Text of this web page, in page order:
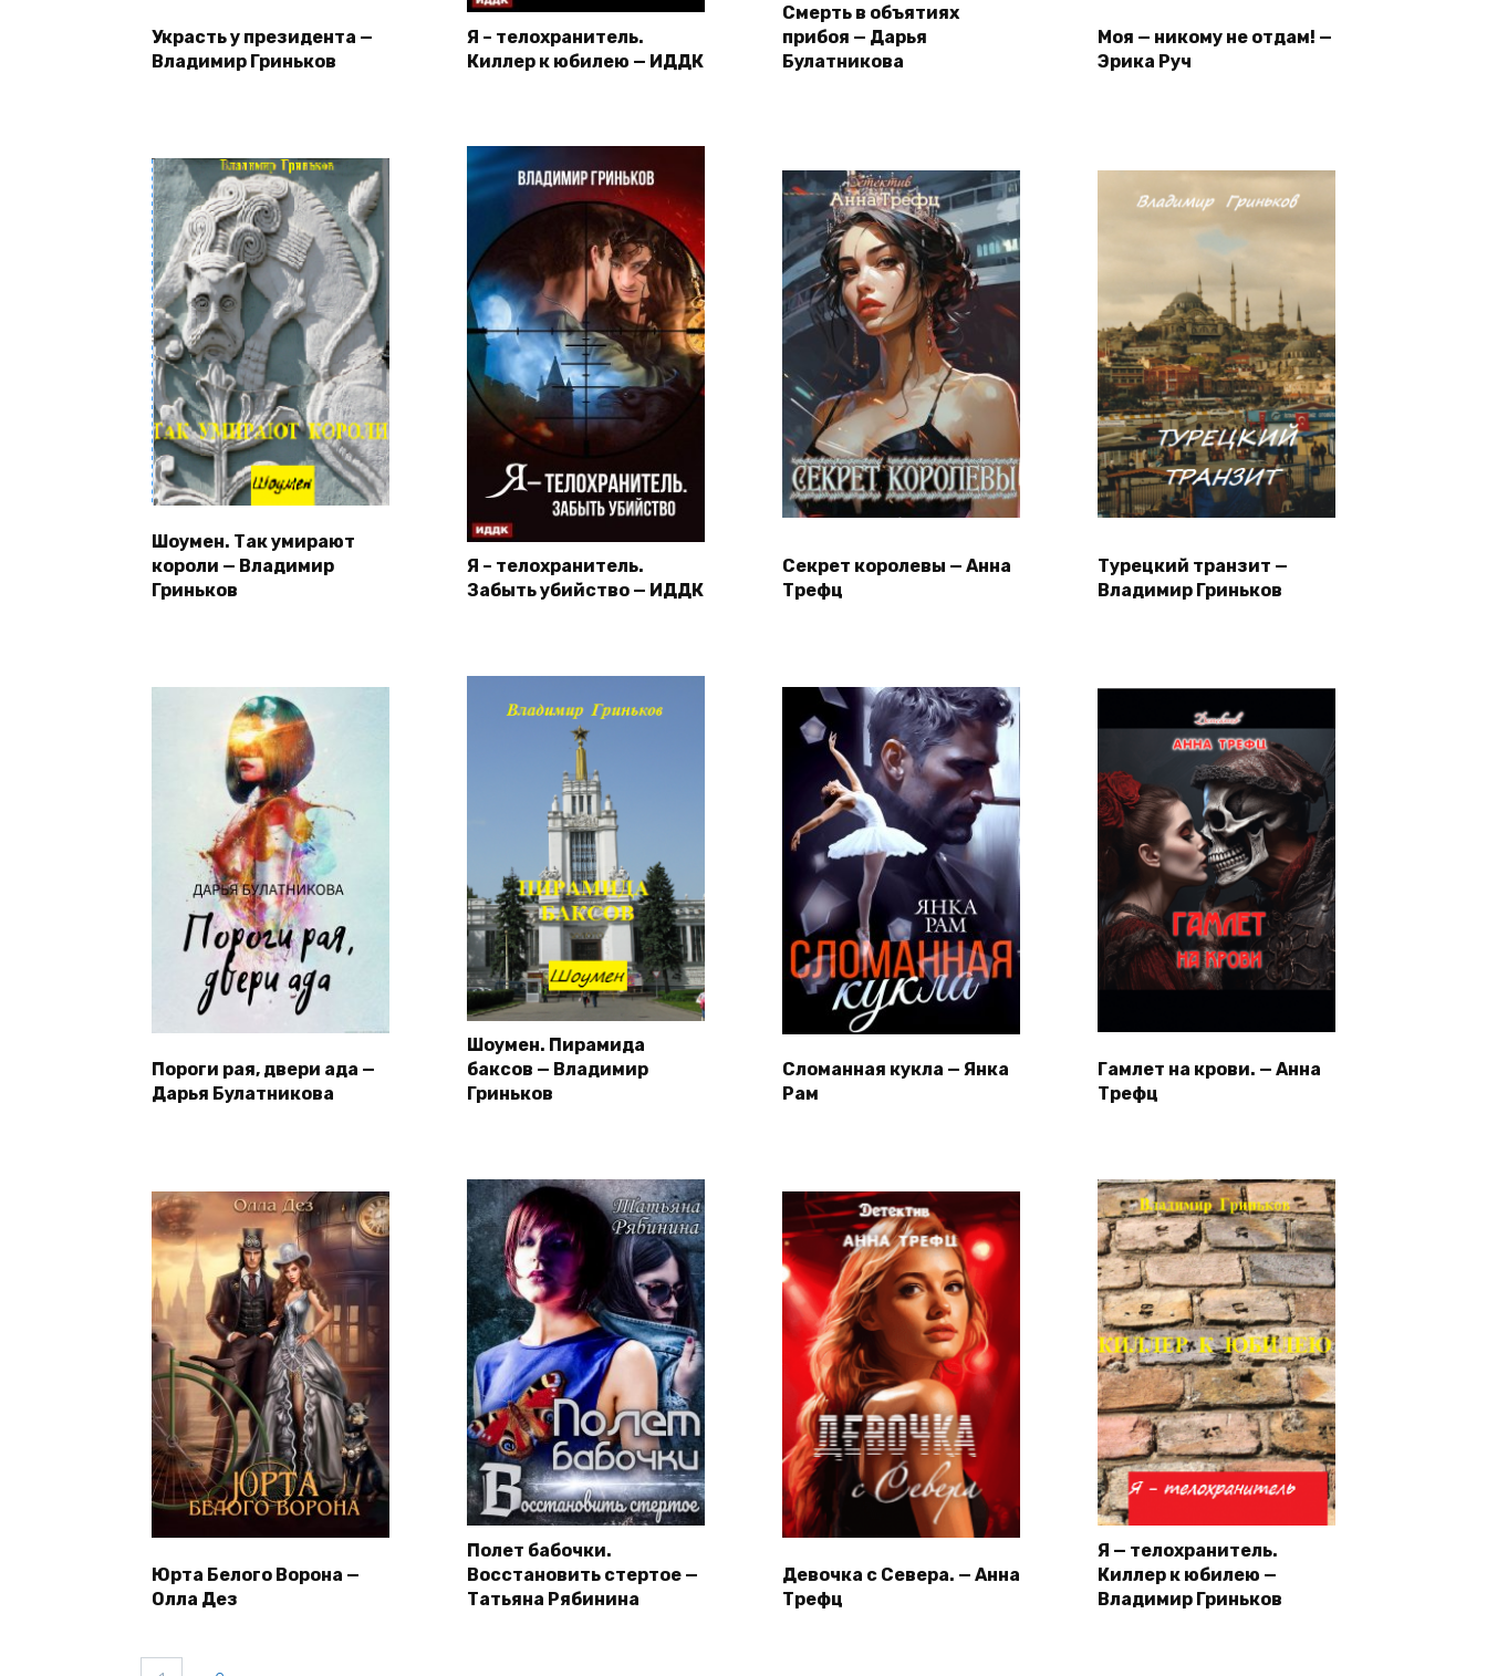
Украсть у президента —
Владимир Гриньков
Я – телохранитель.
Киллер к юбилею — ИДДК
Смерть в объятиях
прибоя — Дарья
Булатникова
Моя — никому не отдам! —
Эрика Руч
Шоумен. Так умирают
короли — Владимир
Гриньков
Я – телохранитель.
Забыть убийство — ИДДК
Секрет королевы — Анна
Трефц
Турецкий транзит —
Владимир Гриньков
Пороги рая, двери ада —
Дарья Булатникова
Шоумен. Пирамида
баксов — Владимир
Гриньков
Сломанная кукла — Янка
Рам
Гамлет на крови. — Анна
Трефц
Юрта Белого Ворона —
Олла Дез
Полет бабочки.
Восстановить стертое —
Татьяна Рябинина
Девочка с Севера. — Анна
Трефц
Я — телохранитель.
Киллер к юбилею —
Владимир Гриньков